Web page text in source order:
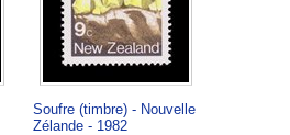
Soufre (timbre) - Nouvelle
Zélande - 1982